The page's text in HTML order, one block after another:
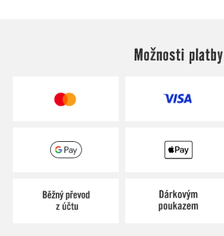
Možnosti platby